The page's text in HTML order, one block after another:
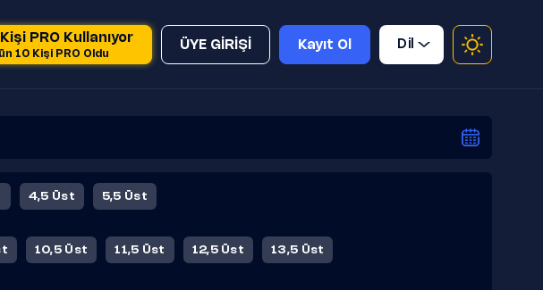
PRO Kullanıyor
10 Kişi PRO Oldu
ÜYE GİRİŞİ Kayıt Ol Dil
4,5 Üst 5,5 Üst
10,5 Üst 11,5 Üst 12,5 Üst 13,5 Üst